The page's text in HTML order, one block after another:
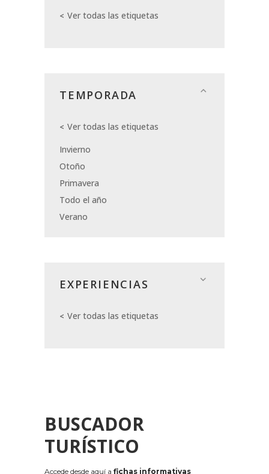
Ver todas las etiquetas
TEMPORADA
Ver todas las etiquetas
Invierno
Otoño
Primavera
Todo el año
Verano
EXPERIENCIAS
Ver todas las etiquetas
BUSCADOR
TURÍSTICO
Accede desde aquí a fichas informativas